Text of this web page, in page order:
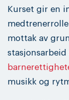
Kurset gir en
mottak av
musikk og